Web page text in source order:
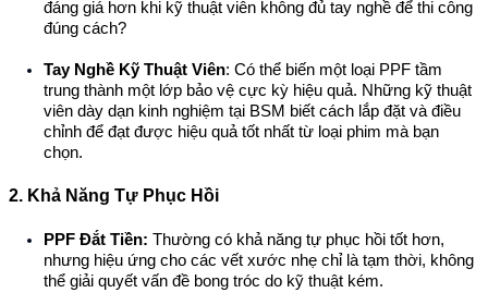
đáng giá hơn khi kỹ thuật viên không đủ tay nghề để thi công
đúng cách?
Tay Nghề Kỹ Thuật Viên: Có thể biến một loại PPF tầm
trung thành một lớp bảo vệ cực kỳ hiệu quả. Những kỹ thuật
viên dày dạn kinh nghiệm tại BSM biết cách lắp đặt và điều
chỉnh để đạt được hiệu quả tốt nhất từ loại phim mà bạn
chọn.
2. Khả Năng Tự Phục Hồi
PPF Đắt Tiền: Thường có khả năng tự phục hồi tốt hơn,
nhưng hiệu ứng cho các vết xước nhẹ chỉ là tạm thời, không
thể giải quyết vấn đề bong tróc do kỹ thuật kém.